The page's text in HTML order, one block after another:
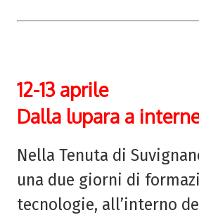
12-13 aprile
Dalla lupara a
Nella Tenuta di
una due giorni di
tecnologie, all’interno